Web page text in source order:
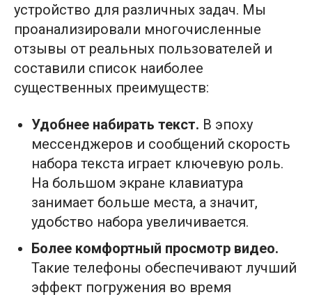
устройство для различных задач. Мы
проанализировали многочисленные
отзывы от реальных пользователей и
составили список наиболее
существенных преимуществ:
Удобнее набирать текст. В эпоху
мессенджеров и сообщений скорость
набора текста играет ключевую роль.
На большом экране клавиатура
занимает больше места, а значит,
удобство набора увеличивается.
Более комфортный просмотр видео.
Такие телефоны обеспечивают лучший
эффект погружения во время